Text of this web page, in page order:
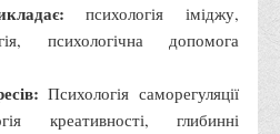
психологія іміджу,
психологічна допомога
Психологія саморегуляції
креативності, глибинні